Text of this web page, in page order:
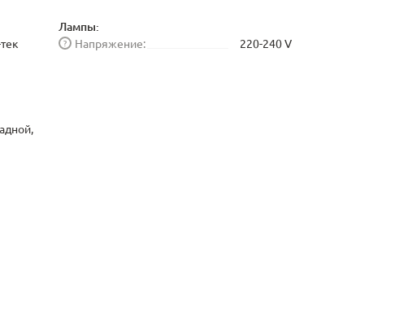
Лампы:
Напряжение:
? 220-240 V